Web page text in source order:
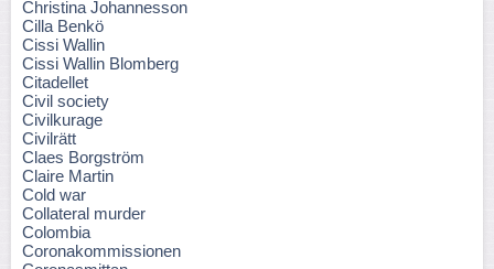
Christina Johannesson
Cilla Benkö
Cissi Wallin
Cissi Wallin Blomberg
Citadellet
Civil society
Civilkurage
Civilrätt
Claes Borgström
Claire Martin
Cold war
Collateral murder
Colombia
Coronakommissionen